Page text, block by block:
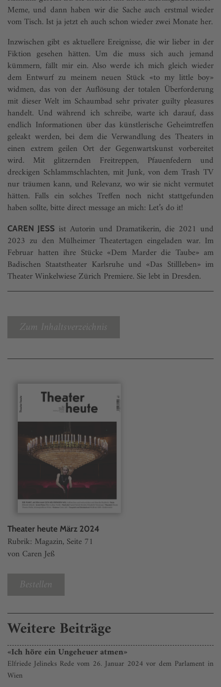
Meme, und dann haben wir die Sache auch erstmal wieder
vom Tisch. Ist ja jetzt eh auch schon wieder zwei Monate her.
Inzwischen gibt es aktuellere Ereignisse, die wir lieber in der
Fiktion gesehen hätten. Um die muss sich auch jemand
kümmern, fällt mir ein. Also werde ich mich gleich wieder
dem Entwurf zu meinem neuen Stück «to my little boy»
widmen, das von der Auflösung der totalen Überforderung
mit dieser Welt im Schaumbad sehr privater guilty pleasures
handelt. Und während ich schreibe, warte ich darauf, dass
endlich Informationen über das künstlerische Geheimtreffen
geleakt werden, bei dem die Verwandlung des Theaters in
einen extrem geilen Ort der Gegenwartskunst vorbereitet
wird. Mit glitzernden Freitreppen, Pfauenfedern und
dreckigen Schlammschlachten, mit Junk, von dem Trash TV
nur träumen kann, und Relevanz, wo wir sie nicht vermutet
hätten. Falls ein solches Treffen noch nicht stattgefunden
haben sollte, bitte direct message an mich: Let’s do it!
CAREN JESSist Autorin und Dramatikerin, die 2021 und
2023 zu den Mülheimer Theatertagen eingeladen war. Im
Februar hatten ihre Stücke «Dem Marder die Taube» am
Badischen Staatstheater Karlsruhe und «Das Stillleben» im
Theater Winkelwiese Zürich Premiere. Sie lebt in Dresden.
Zum Inhaltsverzeichnis
Theater heute März 2024
Rubrik: Magazin, Seite 71
von Caren Jeß
Bestellen
Weitere Beiträge
«Ich höre ein Ungeheuer atmen»
Elfriede Jelineks Rede vom 26. Januar 2024 vor dem Parlament in
Wien